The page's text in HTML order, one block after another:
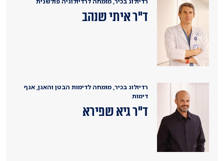
ד"ר איתי שנהב
רדיולוג בכיר, מומחה לדימות הבטן והאגן, אגף
דימות
ד"ר גיא שפירא